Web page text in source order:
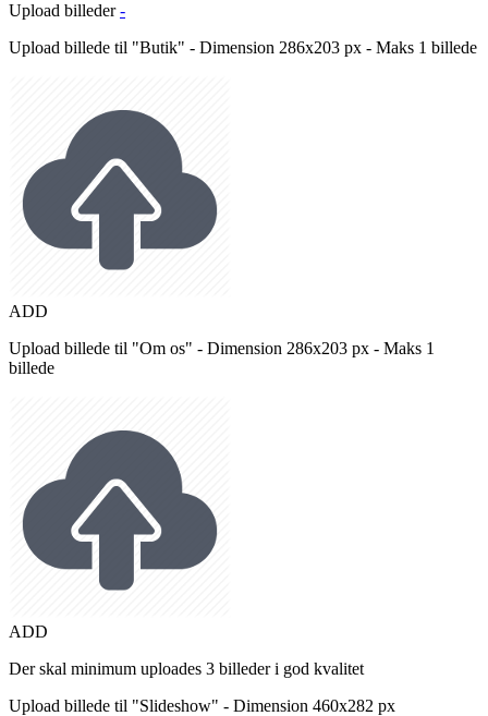
Upload billeder -
Upload billede til "Butik" - Dimension 286x203 px - Maks 1 billede
ADD
Upload billede til "Om os" - Dimension 286x203 px - Maks 1
billede
ADD
Der skal minimum uploades 3 billeder i god kvalitet
Upload billede til "Slideshow" - Dimension 460x282 px